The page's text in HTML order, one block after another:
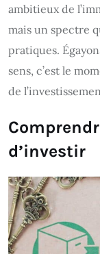
ambitieux de
mais un spectre
pratiques.
sens, c’est le
de
d’investir